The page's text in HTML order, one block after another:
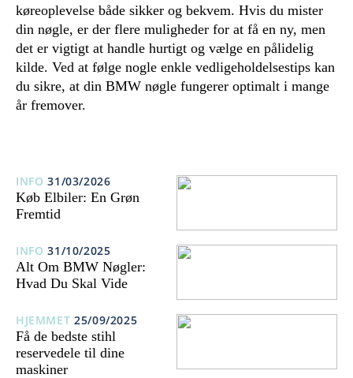
køreoplevelse både sikker og bekvem. Hvis du mister
din nøgle, er der flere muligheder for at få en ny, men
det er vigtigt at handle hurtigt og vælge en pålidelig
kilde. Ved at følge nogle enkle vedligeholdelsestips kan
du sikre, at din BMW nøgle fungerer optimalt i mange
år fremover.
INFO 31/03/2026
Køb Elbiler: En Grøn
Fremtid
INFO 31/10/2025
Alt Om BMW Nøgler:
Hvad Du Skal Vide
HJEMMET 25/09/2025
Få de bedste stihl
reservedele til dine
maskiner